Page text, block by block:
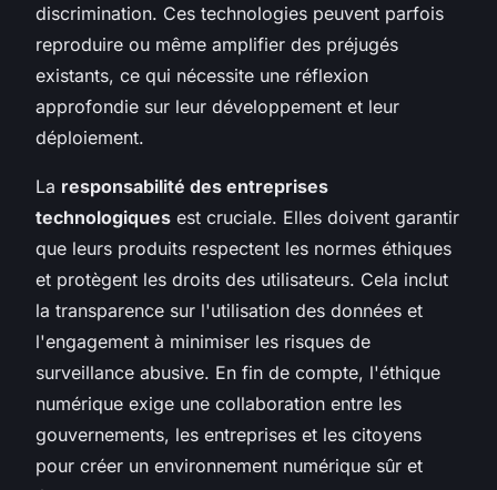
discrimination. Ces technologies peuvent parfois
reproduire ou même amplifier des préjugés
existants, ce qui nécessite une réflexion
approfondie sur leur développement et leur
déploiement.
La responsabilité des entreprises
technologiques est cruciale. Elles doivent garantir
que leurs produits respectent les normes éthiques
et protègent les droits des utilisateurs. Cela inclut
la transparence sur l'utilisation des données et
l'engagement à minimiser les risques de
surveillance abusive. En fin de compte, l'éthique
numérique exige une collaboration entre les
gouvernements, les entreprises et les citoyens
pour créer un environnement numérique sûr et